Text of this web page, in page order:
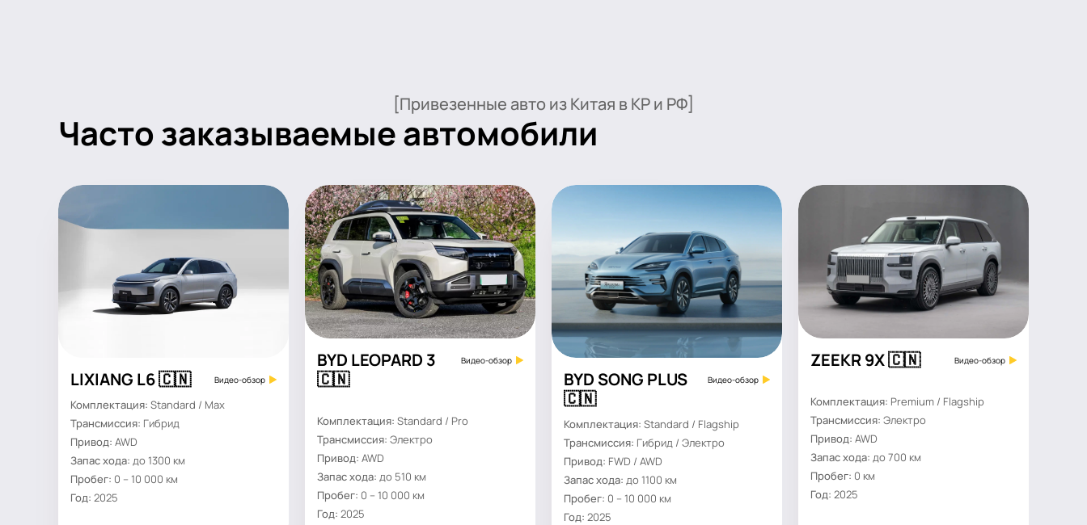
[Привезенные авто из Китая в КР и РФ]
Часто заказываемые автомобили
LIXIANG L6 🇨🇳 Видео-обзор
Комплектация: Standard / Max
Трансмиссия: Гибрид
Привод: AWD
Запас хода: до 1300 км
Пробег: 0 – 10 000 км
Год: 2025
BYD LEOPARD 3
🇨🇳
Видео-обзор
Комплектация: Standard / Pro
Трансмиссия: Электро
Привод: AWD
Запас хода: до 510 км
Пробег: 0 – 10 000 км
Год: 2025
BYD SONG PLUS
🇨🇳
Видео-обзор
Комплектация: Standard / Flagship
Трансмиссия: Гибрид / Электро
Привод: FWD / AWD
Запас хода: до 1100 км
Пробег: 0 – 10 000 км
Год: 2025
ZEEKR 9X 🇨🇳 Видео-обзор
Комплектация: Premium / Flagship
Трансмиссия: Электро
Привод: AWD
Запас хода: до 700 км
Пробег: 0 км
Год: 2025